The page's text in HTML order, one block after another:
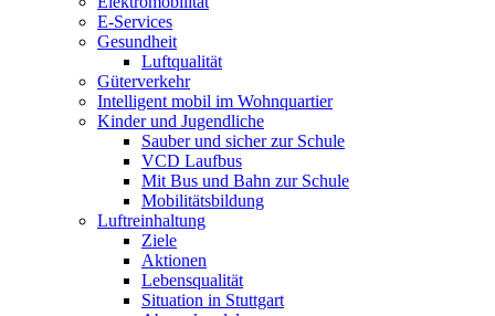
E-Services
Gesundheit
Luftqualität
Güterverkehr
Intelligent mobil im Wohnquartier
Kinder und Jugendliche
Sauber und sicher zur Schule
VCD Laufbus
Mit Bus und Bahn zur Schule
Mobilitätsbildung
Luftreinhaltung
Ziele
Aktionen
Lebensqualität
Situation in Stuttgart